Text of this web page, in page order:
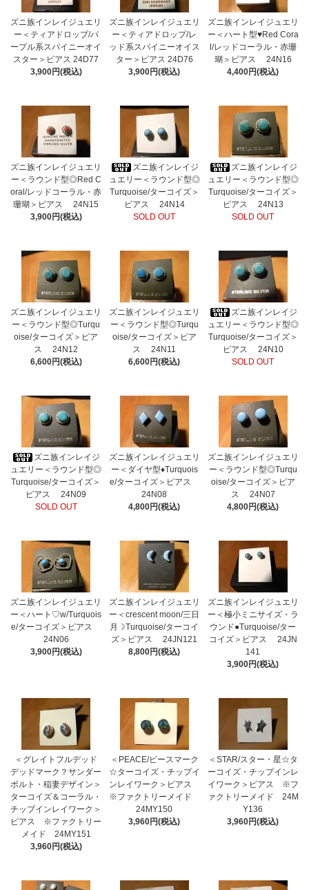
ズニ族インレイジュエリ
ー＜ティアドロップ/パ
ープル系スパイニーオイ
スター＞ピアス 24D77
3,900円(税込)
ズニ族インレイジュエリ
ー＜ティアドロップ/レ
ッド系スパイニーオイス
ター＞ピアス 24D76
3,900円(税込)
ズニ族インレイジュエリ
ー＜ハート型♥Red Cora
l/レッドコーラル・赤珊
瑚＞ピアス 24N16
4,400円(税込)
ズニ族インレイジュエリ
ー＜ラウンド型◎Red C
oral/レッドコーラル・赤
珊瑚＞ピアス 24N15
3,900円(税込)
ズニ族インレイジ
ュエリー＜ラウンド型◎
Turquoise/ターコイズ＞
ピアス 24N14
SOLD OUT
ズニ族インレイジ
ュエリー＜ラウンド型◎
Turquoise/ターコイズ＞
ピアス 24N13
SOLD OUT
ズニ族インレイジュエリ
ー＜ラウンド型◎Turqu
oise/ターコイズ＞ピア
ス 24N12
6,600円(税込)
ズニ族インレイジュエリ
ー＜ラウンド型◎Turqu
oise/ターコイズ＞ピア
ス 24N11
6,600円(税込)
ズニ族インレイジ
ュエリー＜ラウンド型◎
Turquoise/ターコイズ＞
ピアス 24N10
SOLD OUT
ズニ族インレイジ
ュエリー＜ラウンド型◎
Turquoise/ターコイズ＞
ピアス 24N09
SOLD OUT
ズニ族インレイジュエリ
ー＜ダイヤ型♦Turquois
e/ターコイズ＞ピアス
24N08
4,800円(税込)
ズニ族インレイジュエリ
ー＜ラウンド型◎Turqu
oise/ターコイズ＞ピア
ス 24N07
4,800円(税込)
ズニ族インレイジュエリ
ー＜ハート♡w/Turquois
e/ターコイズ＞ピアス
24N06
3,900円(税込)
ズニ族インレイジュエリ
ー＜crescent moon/三日
月☽Turquoise/ターコイ
ズ＞ピアス 24JN121
8,800円(税込)
ズニ族インレイジュエリ
ー＜極小ミニサイズ・ラ
ウンド●Turquoise/ター
コイズ＞ピアス 24JN
141
3,900円(税込)
＜グレイトフルデッド
デッドマーク？サンダー
ボルト・稲妻デザイン＞
ターコイズ＆コーラル・
チップインレイワーク＞
ピアス ※ファクトリー
メイド 24MY151
3,960円(税込)
＜PEACE/ピースマーク
☆ターコイズ・チップイ
ンレイワーク＞ピアス
※ファクトリーメイド
24MY150
3,960円(税込)
＜STAR/スター・星☆タ
ーコイズ・チップインレ
イワーク＞ピアス ※フ
ァクトリーメイド 24M
Y136
3,960円(税込)